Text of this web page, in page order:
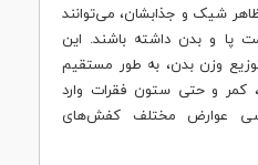
شیک و جذابشان، می‌توانند
پا و بدن داشته باشند. این
وزن بدن، به طور مستقیم
کمر و حتی ستون فقرات وارد
عوارض مختلف کفش‌های